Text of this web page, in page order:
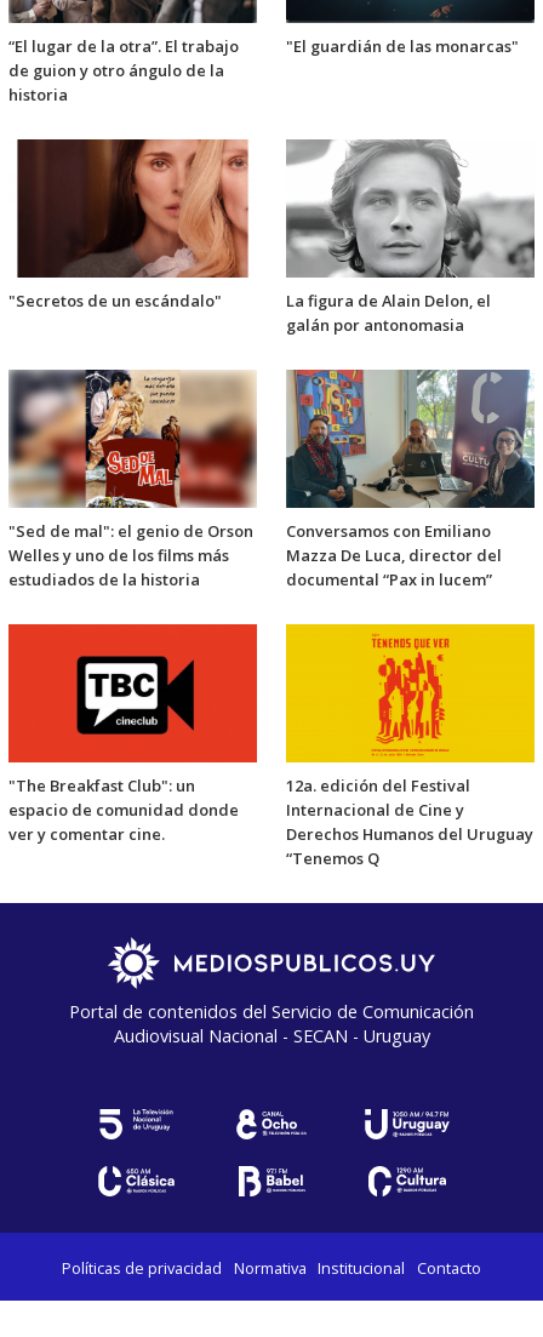
“El lugar de la otra”. El trabajo
de guion y otro ángulo de la
historia
"El guardián de las monarcas"
"Secretos de un escándalo"
La figura de Alain Delon, el
galán por antonomasia
"Sed de mal": el genio de Orson
Welles y uno de los films más
estudiados de la historia
Conversamos con Emiliano
Mazza De Luca, director del
documental “Pax in lucem”
"The Breakfast Club": un
espacio de comunidad donde
ver y comentar cine.
12a. edición del Festival
Internacional de Cine y
Derechos Humanos del Uruguay
“Tenemos Q
Portal de contenidos del Servicio de Comunicación
Audiovisual Nacional - SECAN - Uruguay
Políticas de privacidad Normativa Institucional Contacto